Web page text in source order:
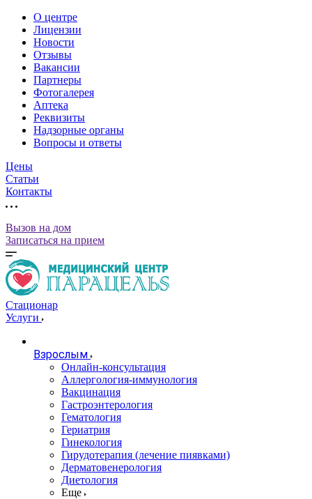
О центре
Лицензии
Новости
Отзывы
Вакансии
Партнеры
Фотогалерея
Аптека
Реквизиты
Надзорные органы
Вопросы и ответы
Цены
Статьи
Контакты
Вызов на дом
Записаться на прием
Стационар
Услуги
Взрослым
Онлайн-консультация
Аллергология-иммунология
Вакцинация
Гастроэнтерология
Гематология
Гериатрия
Гинекология
Гирудотерапия (лечение пиявками)
Дерматовенерология
Диетология
Еще